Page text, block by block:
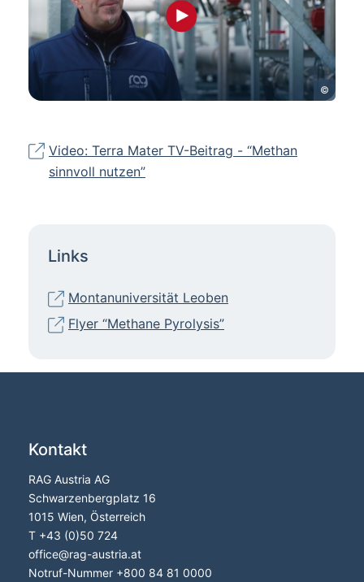
©
Video: Terra Mater TV-Beitrag - “Methan
sinnvoll nutzen”
Links
Montanuniversität Leoben
Flyer “Methane Pyrolysis”
Kontakt
RAG Austria AG
Schwarzenbergplatz 16
1015 Wien, Österreich
T +43 (0)50 724
office@rag-austria.at
Notruf-Nummer +800 84 81 0000